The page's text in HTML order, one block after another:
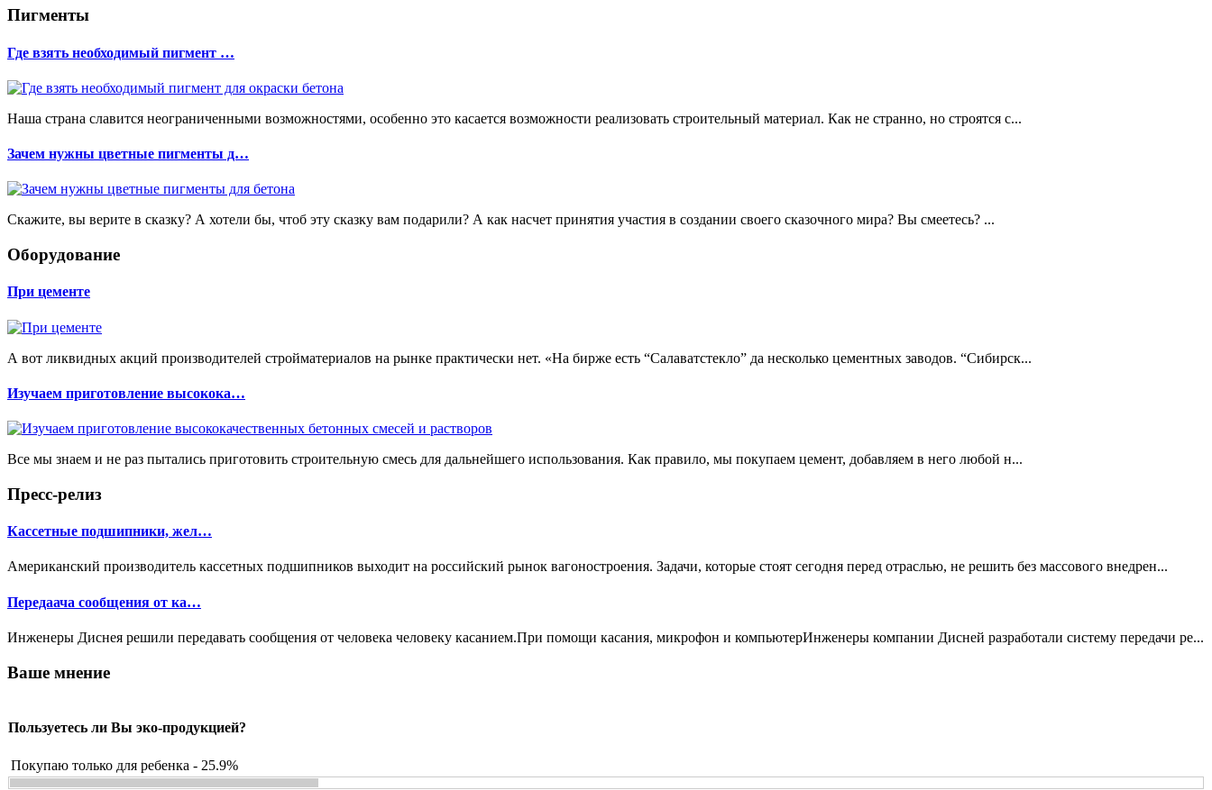
Пигменты
Где взять необходимый пигмент …
Наша страна славится неограниченными возможностями, особенно это касается возможности реализовать строительный материал. Как не странно, но строятся с...
Зачем нужны цветные пигменты д…
Скажите, вы верите в сказку? А хотели бы, чтоб эту сказку вам подарили? А как насчет принятия участия в создании своего сказочного мира? Вы смеетесь? ...
Оборудование
При цементе
А вот ликвидных акций производителей стройматериалов на рынке практически нет. «На бирже есть “Салаватстекло” да несколько цементных заводов. “Сибирск...
Изучаем приготовление высокока…
Все мы знаем и не раз пытались приготовить строительную смесь для дальнейшего использования. Как правило, мы покупаем цемент, добавляем в него любой н...
Пресс-релиз
Кассетные подшипники, жел…
Американский производитель кассетных подшипников выходит на российский рынок вагоностроения. Задачи, которые стоят сегодня перед отраслью, не решить без массового внедрен...
Передаача сообщения от ка…
Инженеры Диснея решили передавать сообщения от человека человеку касанием.При помощи касания, микрофон и компьютерИнженеры компании Дисней разработали систему передачи ре...
Ваше мнение
Пользуетесь ли Вы эко-продукцией?
Покупаю только для ребенка - 25.9%